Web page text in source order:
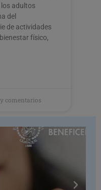
los adultos
del
de actividades
físico,
comentarios